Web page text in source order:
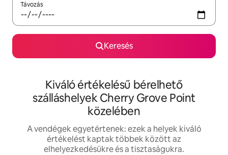
Távozás
Keresés
Kiváló értékelésű bérelhető
szálláshelyek Cherry Grove Point
közelében
A vendégek egyetértenek: ezek a helyek kiváló
értékelést kaptak többek között az
elhelyezkedésükre és a tisztaságukra.